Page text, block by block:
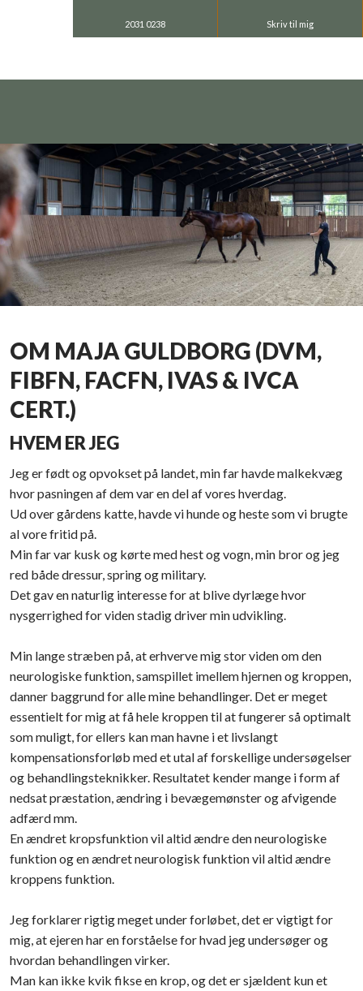
2031 0238 Skriv til mig
OM MAJA GULDBORG (DVM,
FIBFN, FACFN, IVAS & IVCA
CERT.)
HVEM ER JEG
Jeg er født og opvokset på landet, min far havde malkekvæg
hvor pasningen af dem var en del af vores hverdag.
Ud over gårdens katte, havde vi hunde og heste som vi brugte
al vore fritid på.
Min far var kusk og kørte med hest og vogn, min bror og jeg
red både dressur, spring og military.
Det gav en naturlig interesse for at blive dyrlæge hvor
nysgerrighed for viden stadig driver min udvikling.
Min lange stræben på, at erhverve mig stor viden om den
neurologiske funktion, samspillet imellem hjernen og kroppen,
danner baggrund for alle mine behandlinger. Det er meget
essentielt for mig at få hele kroppen til at fungerer så optimalt
som muligt, for ellers kan man havne i et livslangt
kompensationsforløb med et utal af forskellige undersøgelser
og behandlingsteknikker. Resultatet kender mange i form af
nedsat præstation, ændring i bevægemønster og afvigende
adfærd mm.
En ændret kropsfunktion vil altid ændre den neurologiske
funktion og en ændret neurologisk funktion vil altid ændre
kroppens funktion.​
​Jeg forklarer rigtig meget under forløbet, det er vigtigt for
mig, at ejeren har en forståelse for hvad jeg undersøger og
hvordan behandlingen virker.
Man kan ikke kvik fikse en krop, og det er sjældent kun et